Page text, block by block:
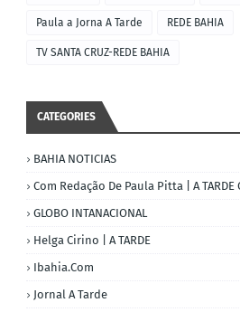
Paula a Jorna A Tarde REDE BAHIA
TV SANTA CRUZ-REDE BAHIA
CATEGORIES
BAHIA NOTICIAS
Com Redação De Paula Pitta | A TARDE
GLOBO INTANACIONAL
Helga Cirino | A TARDE
Ibahia.com
Jornal A Tarde